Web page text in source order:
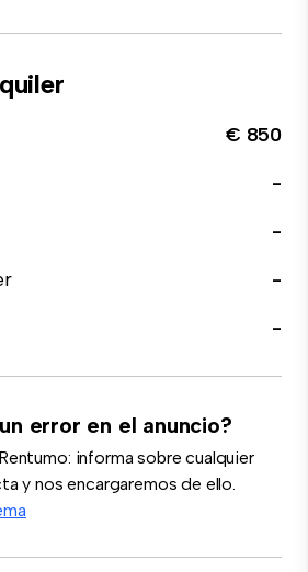
€ 850
-
-
-
-
error en el anuncio?
informa sobre cualquier
y nos encargaremos de ello.